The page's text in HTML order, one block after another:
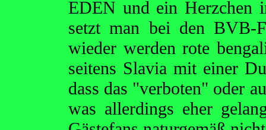
EDEN und ein Herzchen
setzt man bei den BVB-
wieder werden rote
seitens Slavia mit einer
dass das "verboten" oder
was allerdings eher